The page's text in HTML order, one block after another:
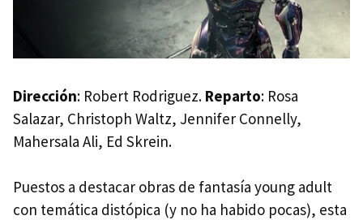
Dirección: Robert Rodriguez. Reparto: Rosa
Salazar, Christoph Waltz, Jennifer Connelly,
Mahersala Ali, Ed Skrein.
Puestos a destacar obras de fantasía young adult
con temática distópica (y no ha habido pocas), esta